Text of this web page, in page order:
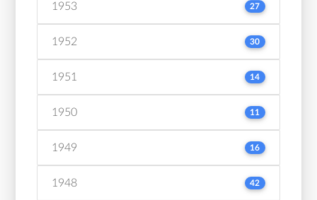
1953 27
1952 30
1951 14
1950 11
1949 16
1948 42